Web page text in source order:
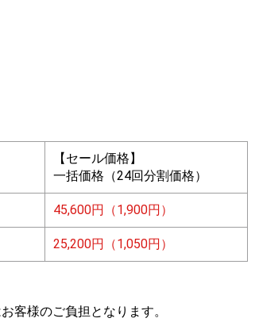
【セール価格】
一括価格（24回分割価格）
45,600円（1,900円）
25,200円（1,050円）
客様のご負担となります。